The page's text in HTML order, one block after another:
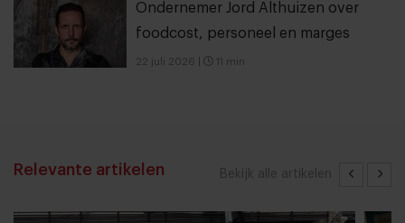
Ondernemer Jord Althuizen over
foodcost, personeel en marges
22 juli 2026 11 min
Bekijk alle artikelen
Relevante artikelen